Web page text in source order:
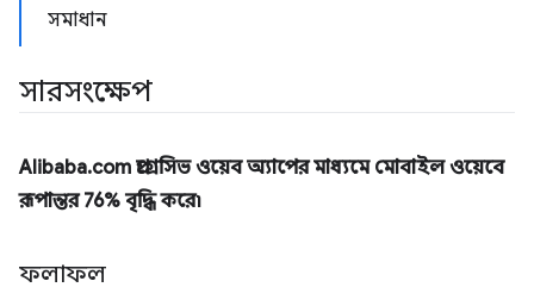
সমাধান
সারসংক্ষেপ
Alibaba.com প্রগ্রেসিভ ওয়েব অ্যাপের মাধ্যমে মোবাইল ওয়েবে
রূপান্তর 76% বৃদ্ধি করে৷
ফলাফল